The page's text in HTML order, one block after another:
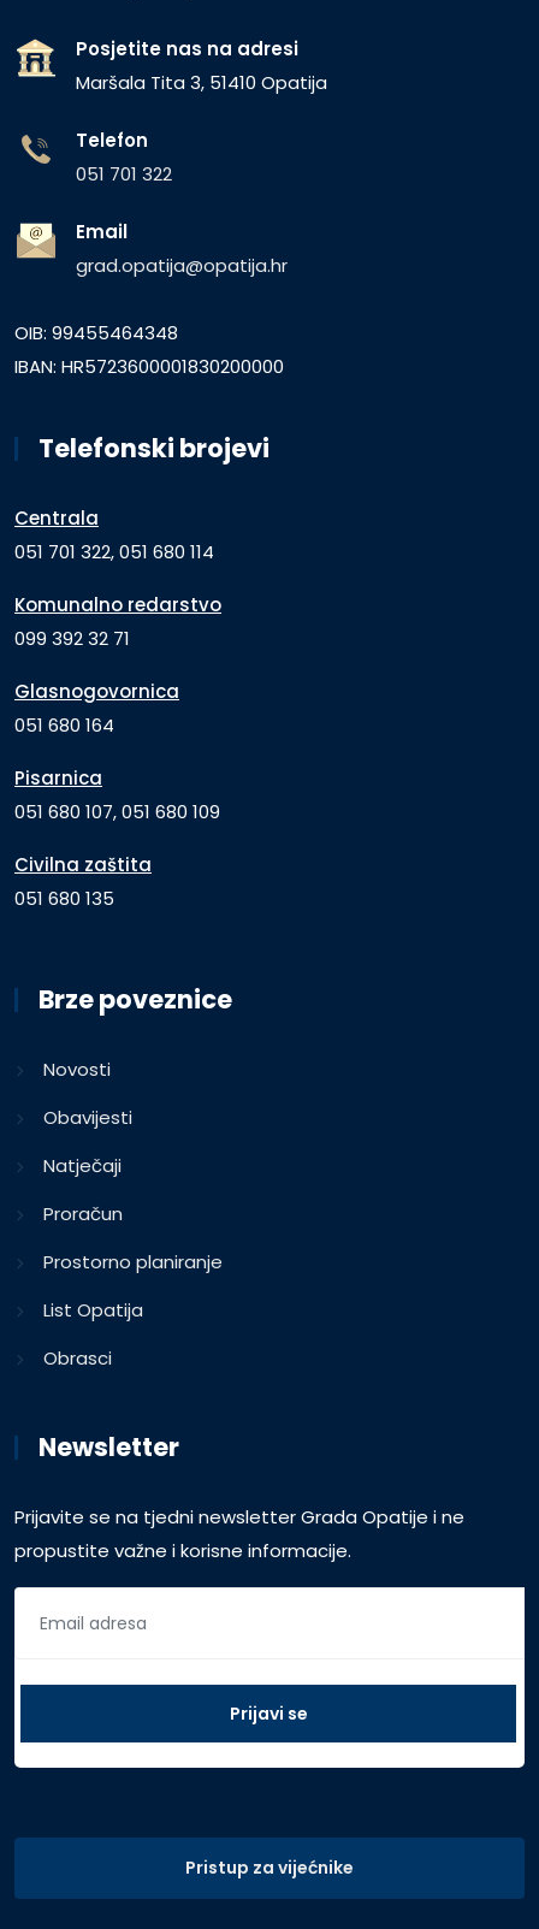
Posjetite nas na adresi
Maršala Tita 3, 51410 Opatija
Telefon
051 701 322
Email
grad.opatija@opatija.hr
OIB: 99455464348
IBAN: HR5723600001830200000
Telefonski brojevi
Centrala
051 701 322, 051 680 114
Komunalno redarstvo
099 392 32 71
Glasnogovornica
051 680 164
Pisarnica
051 680 107, 051 680 109
Civilna zaštita
051 680 135
Brze poveznice
Novosti
Obavijesti
Natječaji
Proračun
Prostorno planiranje
List Opatija
Obrasci
Newsletter
Prijavite se na tjedni newsletter Grada Opatije i ne
propustite važne i korisne informacije.
Pristup za vijećnike